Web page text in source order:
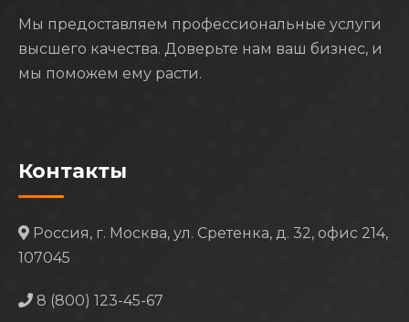
Мы предоставляем профессиональные услуги
высшего качества. Доверьте нам ваш бизнес, и
мы поможем ему расти.
Контакты
Россия, г. Москва, ул. Сретенка, д. 32, офис 214,
107045
8 (800) 123-45-67